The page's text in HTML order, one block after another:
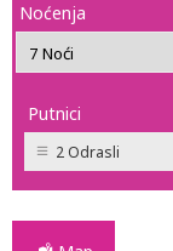
Noćenja
Putnici
2 Odrasli